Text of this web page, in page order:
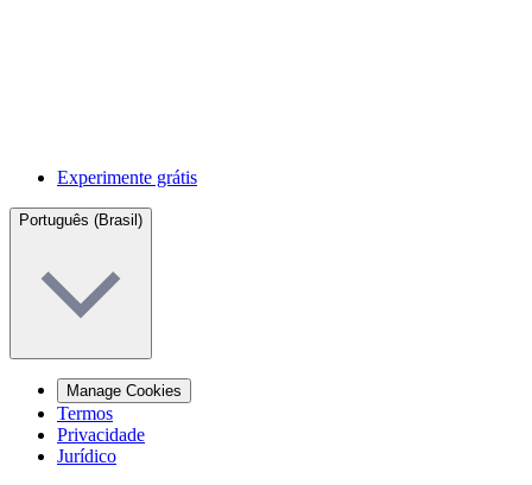
Experimente grátis
Português (Brasil)
Manage Cookies
Termos
Privacidade
Jurídico